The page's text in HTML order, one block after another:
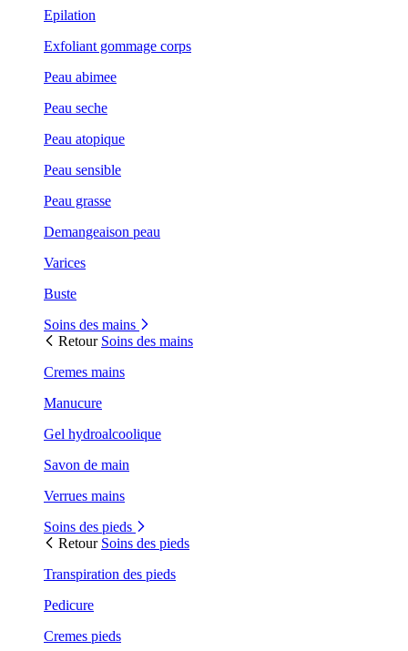
Epilation
Exfoliant gommage corps
Peau abimee
Peau seche
Peau atopique
Peau sensible
Peau grasse
Demangeaison peau
Varices
Buste
Soins des mains
Retour Soins des mains
Cremes mains
Manucure
Gel hydroalcoolique
Savon de main
Verrues mains
Soins des pieds
Retour Soins des pieds
Transpiration des pieds
Pedicure
Cremes pieds